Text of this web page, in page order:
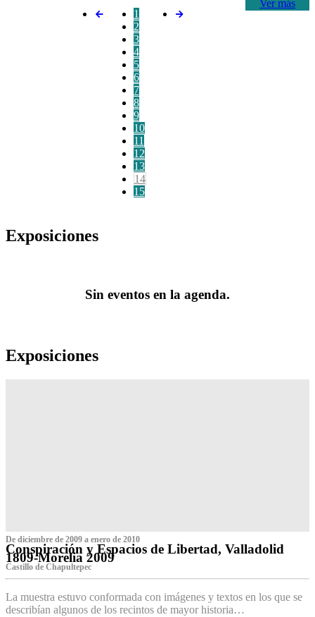
Ver más
1
2
3
4
5
6
7
8
9
10
11
12
13
14
15
Exposiciones
Sin eventos en la agenda.
Exposiciones
De diciembre de 2009 a enero de 2010
Conspiración y Espacios de Libertad, Valladolid
1809-Morelia 2009
Castillo de Chapultepec
La muestra estuvo conformada con imágenes y textos en los que se
describían algunos de los recintos de mayor historia…